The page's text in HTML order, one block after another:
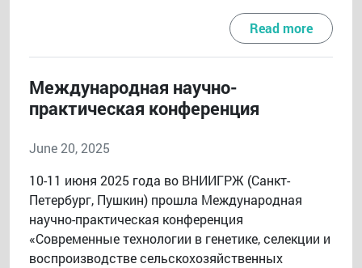
Read more
Международная научно-
практическая конференция
June 20, 2025
10-11 июня 2025 года во ВНИИГРЖ (Санкт-
Петербург, Пушкин) прошла Международная
научно-практическая конференция
«Современные технологии в генетике, селекции и
воспроизводстве сельскохозяйственных